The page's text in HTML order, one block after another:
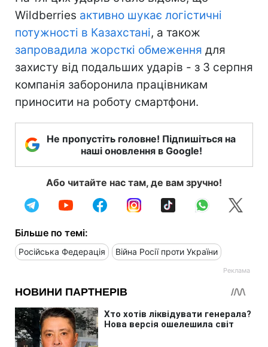
Wildberries активно шукає логістичні
потужності в Казахстані, а також
запровадила жорсткі обмеження для
захисту від подальших ударів - з 3 серпня
компанія заборонила працівникам
приносити на роботу смартфони.
Не пропустіть головне! Підпишіться на
наші оновлення в Google!
Або читайте нас там, де вам зручно!
Більше по темі:
Російська Федерація Війна Росії проти України